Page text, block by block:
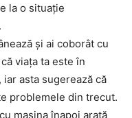
la o situație
și ai coborât cu
viața ta este în
asta sugerează că
problemele din trecut.
mașina înapoi arată